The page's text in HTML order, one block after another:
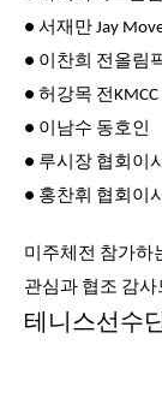
● 서재만 Jay
● 이찬희 전올림
● 허강목 전
● 이남수 동호인
● 루시장 협회이
● 홍찬휘 협회이
미주체전 참가하
관심과 협조 감
테니스선수